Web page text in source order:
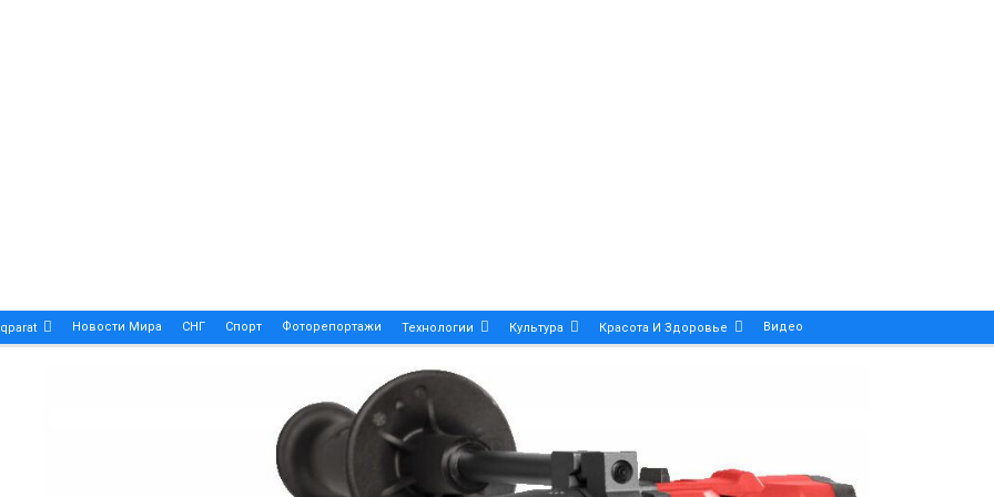
Новости Мира СНГ Спорт Фоторепортажи Технологии Культура Красота И Здоровье Видео
Patek Philippe Calatrava DATE – A True Symbol Of Elegance And Precision